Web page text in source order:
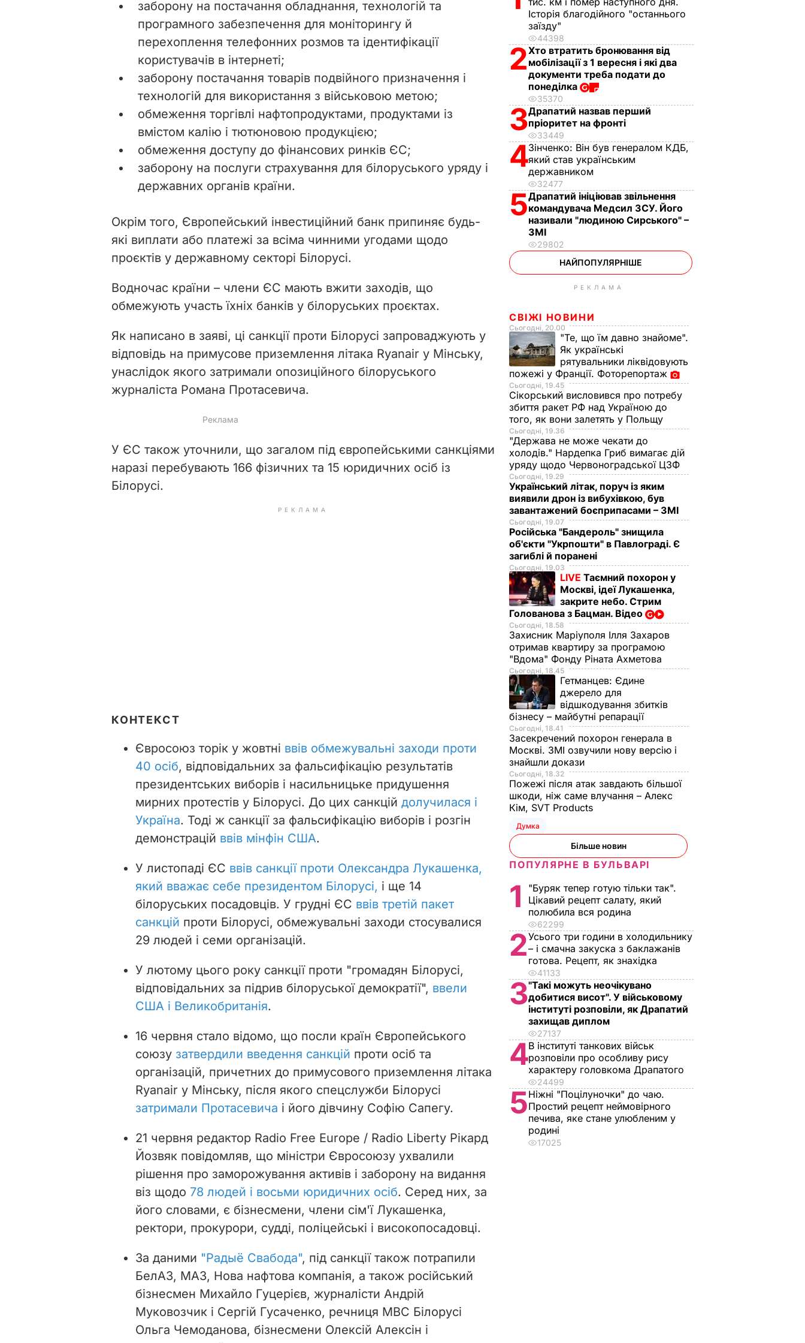
i
d
e
o
заборону на постачання обладнання, технологій та
програмного забезпечення для моніторингу й
перехоплення телефонних розмов та ідентифікації
користувачів в інтернеті;
заборону постачання товарів подвійного призначення і
технологій для використання з військовою метою;
обмеження торгівлі нафтопродуктами, продуктами із
вмістом калію і тютюновою продукцією;
обмеження доступу до фінансових ринків ЄС;
заборону на послуги страхування для білоруського уряду і
державних органів країни.
Окрім того, Європейський інвестиційний банк припиняє будь-
які виплати або платежі за всіма чинними угодами щодо
проєктів у державному секторі Білорусі.
Водночас країни – члени ЄС мають вжити заходів, що
обмежують участь їхніх банків у білоруських проєктах.
Як написано в заяві, ці санкції проти Білорусі запроваджують у
відповідь на примусове приземлення літака Ryanair у Мінську,
унаслідок якого затримали опозиційного білоруського
журналіста Романа Протасевича.
У ЄС також уточнили, що загалом під європейськими санкціями
наразі перебувають 166 фізичних та 15 юридичних осіб із
Білорусі.
РЕКЛАМА
КОНТЕКСТ
Євросоюз торік у жовтні ввів обмежувальні заходи проти
40 осіб, відповідальних за фальсифікацію результатів
президентських виборів і насильницьке придушення
мирних протестів у Білорусі. До цих санкцій долучилася і
Україна. Тоді ж санкції за фальсифікацію виборів і розгін
демонстрацій ввів мінфін США.
У листопаді ЄС ввів санкції проти Олександра Лукашенка,
який вважає себе президентом Білорусі, і ще 14
білоруських посадовців. У грудні ЄС ввів третій пакет
санкцій проти Білорусі, обмежувальні заходи стосувалися
29 людей і семи організацій.
У лютому цього року санкції проти "громадян Білорусі,
відповідальних за підрив білоруської демократії", ввели
США і Великобританія.
16 червня стало відомо, що посли країн Європейського
союзу затвердили введення санкцій проти осіб та
організацій, причетних до примусового приземлення літака
Ryanair у Мінську, після якого спецслужби Білорусі
затримали Протасевича і його дівчину Софію Сапегу.
21 червня редактор Radio Free Europe / Radio Liberty Рікард
Йозвяк повідомляв, що міністри Євросоюзу ухвалили
рішення про заморожування активів і заборону на видання
віз щодо 78 людей і восьми юридичних осіб. Серед них, за
його словами, є бізнесмени, члени сім'ї Лукашенка,
ректори, прокурори, судді, поліцейські і високопосадовці.
За даними "Радыё Свабода", під санкції також потрапили
БелАЗ, МАЗ, Нова нафтова компанія, а також російський
бізнесмен Михайло Гуцерієв, журналісти Андрій
Муковозчик і Сергій Гусаченко, речниця МВС Білорусі
Ольга Чемоданова, бізнесмени Олексій Алексін і
Історія благодійного "останнього
заїзду"
44398
2Хто втратить бронювання від
мобілізації з 1 вересня і які два
документи треба подати до
понеділка
35370
3Драпатий назвав перший
пріоритет на фронті
33449
4Зінченко: Він був генералом КДБ,
який став українським
державником
32477
5Драпатий ініціював звільнення
командувача Медсил ЗСУ. Його
називали "людиною Сирського" –
ЗМІ
29802
НАЙПОПУЛЯРНІШЕ
РЕКЛАМА
СВІЖІ НОВИНИ
Сьогодні, 20.00
"Те, що їм давно знайоме".
Як українські
рятувальники ліквідовують
пожежі у Франції. Фоторепортаж
Сьогодні, 19.45
Сікорський висловився про потребу
збиття ракет РФ над Україною до
того, як вони залетять у Польщу
Сьогодні, 19.36
"Держава не може чекати до
холодів." Нардепка Гриб вимагає дій
уряду щодо Червоноградської ЦЗФ
Сьогодні, 19.29
Український літак, поруч із яким
виявили дрон із вибухівкою, був
завантажений боєприпасами – ЗМІ
Сьогодні, 19.07
Російська "Бандероль" знищила
об'єкти "Укрпошти" в Павлограді. Є
загиблі й поранені
Сьогодні, 19.03
LIVE Таємний похорон у
Москві, ідеї Лукашенка,
закрите небо. Стрим
Голованова з Бацман. Відео
Сьогодні, 18.58
Захисник Маріуполя Ілля Захаров
отримав квартиру за програмою
"Вдома" Фонду Ріната Ахметова
Сьогодні, 18.45
Гетманцев: Єдине
джерело для
відшкодування збитків
бізнесу – майбутні репарації
Сьогодні, 18.41
Засекречений похорон генерала в
Москві. ЗМІ озвучили нову версію і
знайшли докази
Сьогодні, 18.32
Пожежі після атак завдають більшої
шкоди, ніж саме влучання – Алекс
Кім, SVT Products
Думка
Більше новин
ПОПУЛЯРНЕ В БУЛЬВАРІ
1
"Буряк тепер готую тільки так".
Цікавий рецепт салату, який
полюбила вся родина
62299
2Усього три години в холодильнику
– і смачна закуска з баклажанів
готова. Рецепт, як знахідка
41133
3"Такі можуть неочікувано
добитися висот". У військовому
інституті розповіли, як Драпатий
захищав диплом
27137
4В інституті танкових військ
розповіли про особливу рису
характеру головкома Драпатого
24499
5Ніжні "Поцілуночки" до чаю.
Простий рецепт неймовірного
печива, яке стане улюбленим у
родині
17025